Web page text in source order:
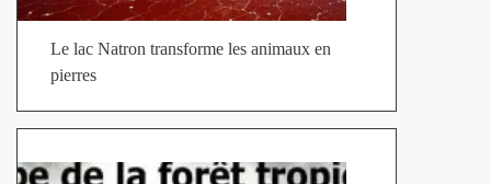
Le lac Natron transforme les animaux en
pierres